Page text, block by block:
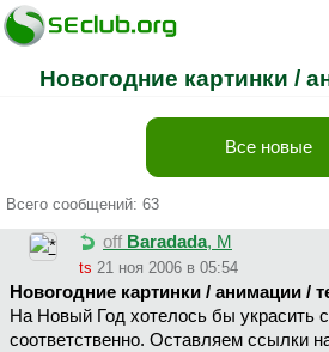
Новогодние картинки /
Все новые
Всего сообщений: 63
off Baradada, М
ts 21 ноя 2006 в 05:54
Новогодние картинки / анимации /
На Новый Год хотелось бы украсить
соответственно. Оставляем ссылки